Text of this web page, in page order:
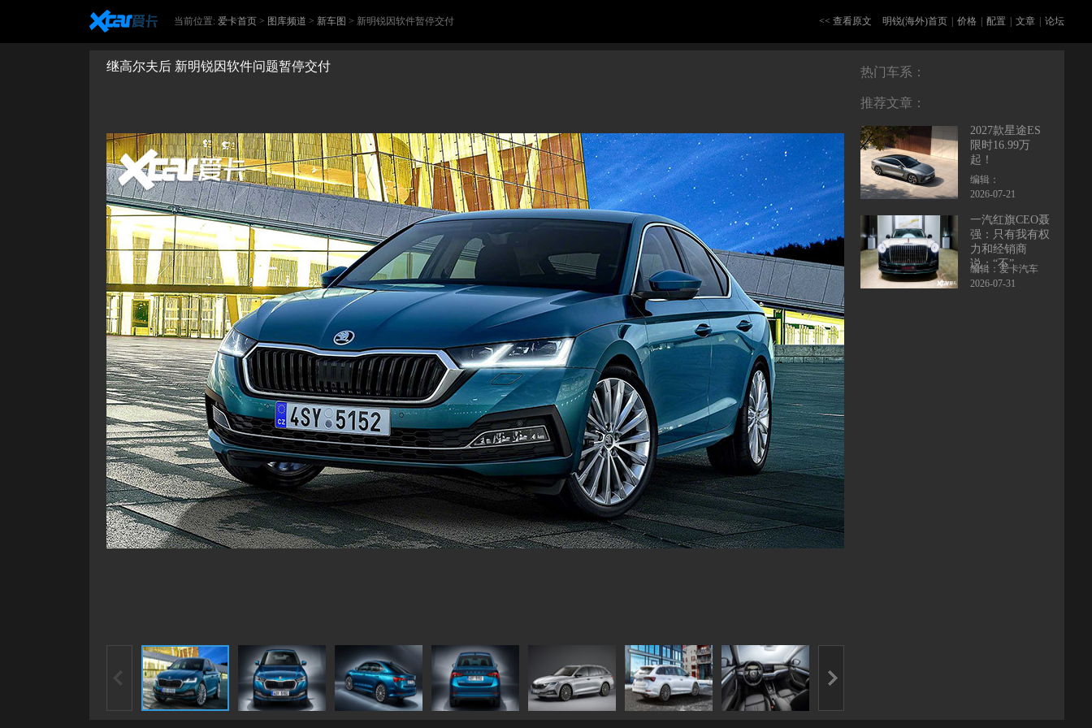
当前位置: 爱卡首页 > 图库频道 > 新车图 > 新明锐因软件暂停交付 << 查看原文 明锐(海外)首页 价格 配置 文章 论坛
继高尔夫后 新明锐因软件问题暂停交付 热门车系：
推荐文章：
2027款星途ES
限时16.99万
起！
编辑：
2026-07-21
一汽红旗CEO聂
强：只有我有权
力和经销商
说：“不”
编辑：爱卡汽车
2026-07-31